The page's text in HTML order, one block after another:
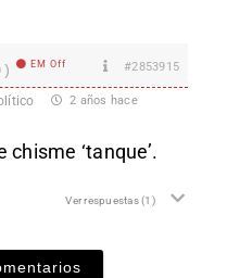
EM Off #2853915
2 años hace
‘tanque’.
Ver respuestas(1)